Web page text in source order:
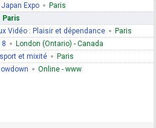
Expo Paris
Paris
Vidéo : Plaisir et dépendance Paris
London (Ontario) - Canada
et mixité Paris
Online - www